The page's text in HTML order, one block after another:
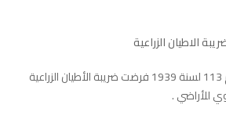
الاطيان الزراعية
- وفقا لاحكام القانون رقم 113 لسنة 1939 فرضت ضريبة الأطيان الزراعية